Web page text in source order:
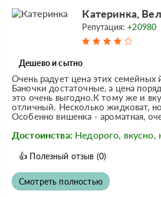
Катеринка,
Репутация:+20980
Дешево и сытно
Очень радует цена этих семейных
Баночки достаточные, а цена
это очень выгодно.К тому же и
отличный. Несколько жидковат,
Особенно вишенка - ароматная,
Достоинства: Недорого, вкусно,
👍 Полезный отзыв (0)
Смотреть полностью